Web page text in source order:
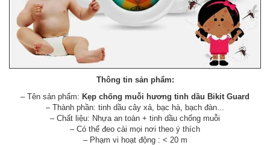
Thông tin sản phẩm:
– Tên sản phẩm: Kẹp chống muỗi hương tinh dầu Bikit Guard
– Thành phần: tinh dầu cây xả, bạc hà, bạch đàn...
– Chất liệu: Nhựa an toàn + tinh dầu chống muỗi
– Có thể đeo cài mọi nơi theo ý thích
– Phạm vi hoạt động : < 20 m